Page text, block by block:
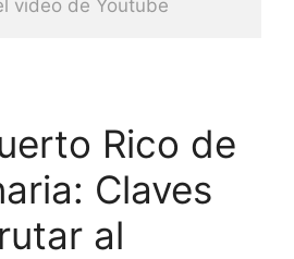
video de Youtube
Rico de
Claves
al